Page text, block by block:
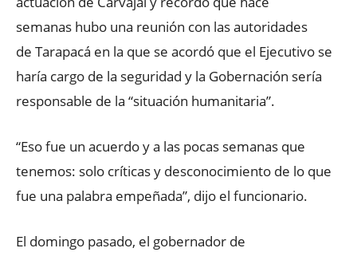
semanas hubo una reunión con las autoridades
de Tarapacá en la que se acordó que el Ejecutivo se
haría cargo de la seguridad y la Gobernación sería
responsable de la “situación humanitaria”.
“Eso fue un acuerdo y a las pocas semanas que
tenemos: solo críticas y desconocimiento de lo que
fue una palabra empeñada”, dijo el funcionario.
El domingo pasado, el gobernador de